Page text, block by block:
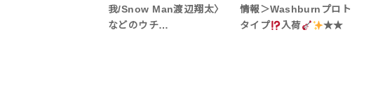
我/Snow Man渡辺翔太〉
などのウチ…
情報＞Washburnプロト
タイプ
入荷 ★★